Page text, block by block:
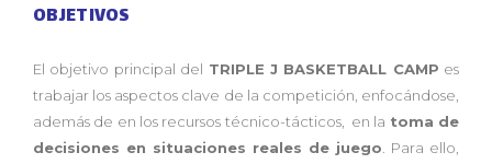
OBJETIVOS
El objetivo principal del TRIPLE J BASKETBALL CAMP es
trabajar los aspectos clave de la competición, enfocándose,
además de en los recursos técnico-tácticos, en la toma de
decisiones en situaciones reales de juego. Para ello,